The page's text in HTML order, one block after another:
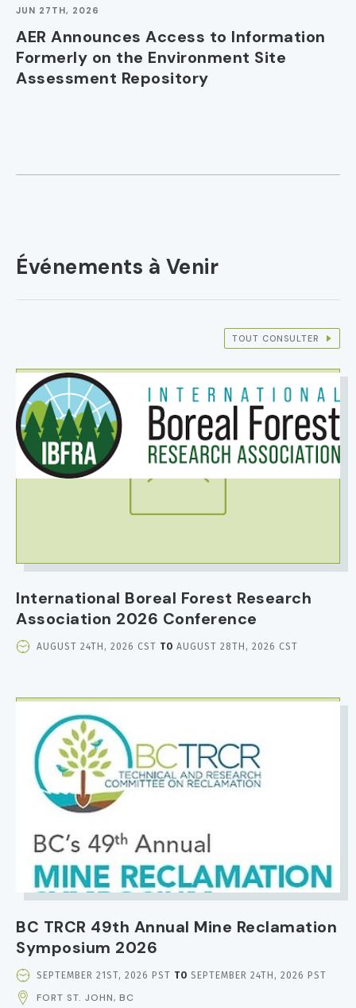
JUN 27TH, 2026
AER Announces Access to Information
Formerly on the Environment Site
Assessment Repository
Événements à Venir
TOUT CONSULTER
IMAGE
International Boreal Forest Research
Association 2026 Conference
EVENT
AUGUST 24TH, 2026 CST TO AUGUST 28TH, 2026 CST
BC TRCR 49th Annual Mine Reclamation
Symposium 2026
EVENT
AND
SEPTEMBER 21ST, 2026 PST TO SEPTEMBER 24TH, 2026 PST
FORT ST. JOHN, BC